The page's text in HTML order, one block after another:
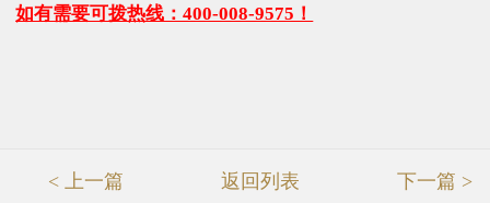
如有需要可拨热线：400-008-9575！
< 上一篇 返回列表 下一篇 >